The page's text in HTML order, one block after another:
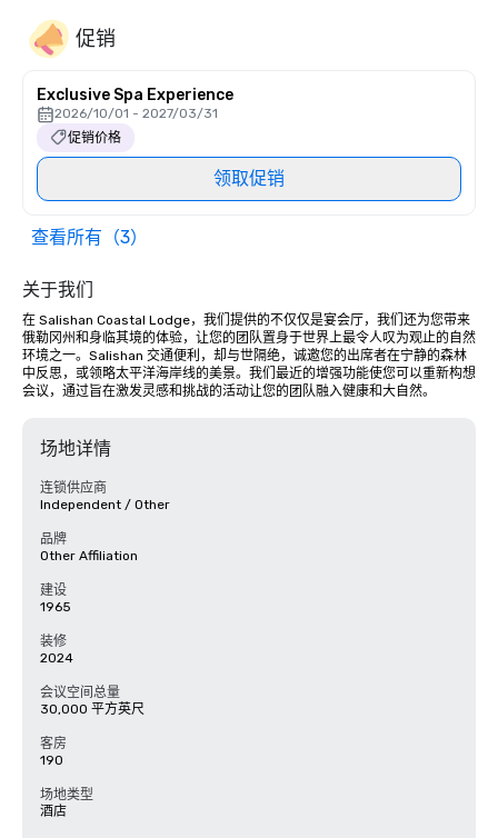
促销
Exclusive Spa Experience
2026/10/01 - 2027/03/31
促销价格
领取促销
查看所有（3）
关于我们
在 Salishan Coastal Lodge，我们提供的不仅仅是宴会厅，我们还为您带来
俄勒冈州和身临其境的体验，让您的团队置身于世界上最令人叹为观止的自然
环境之一。Salishan 交通便利，却与世隔绝，诚邀您的出席者在宁静的森林
中反思，或领略太平洋海岸线的美景。我们最近的增强功能使您可以重新构想
会议，通过旨在激发灵感和挑战的活动让您的团队融入健康和大自然。
场地详情
连锁供应商
Independent / Other
品牌
Other Affiliation
建设
1965
装修
2024
会议空间总量
30,000 平方英尺
客房
190
场地类型
酒店